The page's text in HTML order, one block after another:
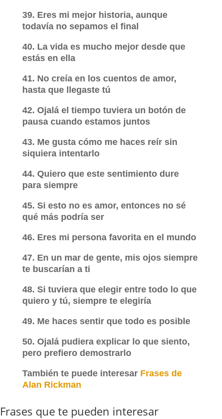
39. Eres mi mejor historia, aunque
todavía no sepamos el final
40. La vida es mucho mejor desde que
estás en ella
41. No creía en los cuentos de amor,
hasta que llegaste tú
42. Ojalá el tiempo tuviera un botón de
pausa cuando estamos juntos
43. Me gusta cómo me haces reír sin
siquiera intentarlo
44. Quiero que este sentimiento dure
para siempre
45. Si esto no es amor, entonces no sé
qué más podría ser
46. Eres mi persona favorita en el mundo
47. En un mar de gente, mis ojos siempre
te buscarían a ti
48. Si tuviera que elegir entre todo lo que
quiero y tú, siempre te elegiría
49. Me haces sentir que todo es posible
50. Ojalá pudiera explicar lo que siento,
pero prefiero demostrarlo
También te puede interesar Frases de
Alan Rickman
Frases que te pueden interesar